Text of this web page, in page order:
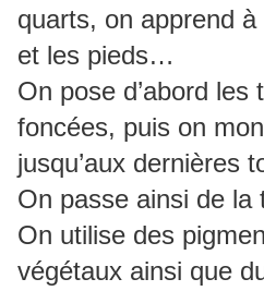
quarts, on apprend
et les pieds…
On pose d’abord les
foncées, puis on
jusqu’aux dernières
On passe ainsi de la
On utilise des
végétaux ainsi que